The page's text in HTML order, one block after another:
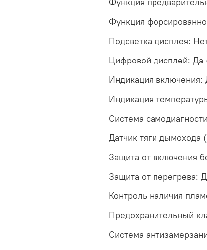
Функция
Подсветка дисплея:
Цифровой дисплей: Да
Индикация включения:
Индикация
Система
Датчик тяги дымохода
Защита от включения
Защита от перегрева:
Контроль наличия
Предохранительный
Система